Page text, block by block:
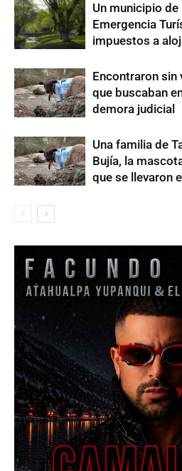
Un municipio
Emergencia
impuestos a
Encontraron sin
que buscaban
demora judicial
Una familia de
Bujía, la
que se llevaron